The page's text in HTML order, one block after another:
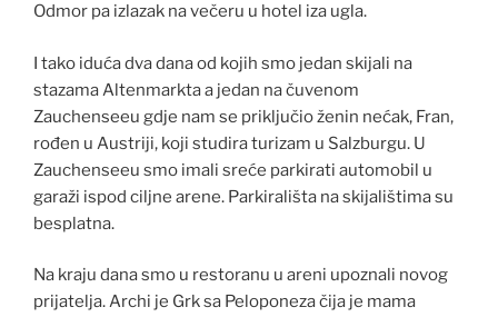
Odmor pa izlazak na večeru u hotel iza ugla.
I tako iduća dva dana od kojih smo jedan skijali na
stazama Altenmarkta a jedan na čuvenom
Zauchenseeu gdje nam se priključio ženin nećak, Fran,
rođen u Austriji, koji studira turizam u Salzburgu. U
Zauchenseeu smo imali sreće parkirati automobil u
garaži ispod ciljne arene. Parkirališta na skijalištima su
besplatna.
Na kraju dana smo u restoranu u areni upoznali novog
prijatelja. Archi je Grk sa Peloponeza čija je mama